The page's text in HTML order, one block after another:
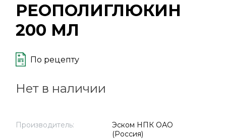
РЕОПОЛИГЛЮКИН
200 МЛ
По рецепту
Нет в наличии
Производитель:
Эском НПК ОАО
(Россия)